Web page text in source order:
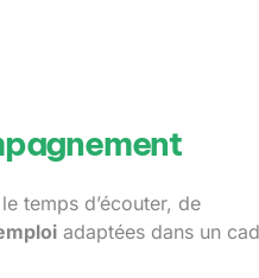
temps d’écouter, de
adaptées dans un